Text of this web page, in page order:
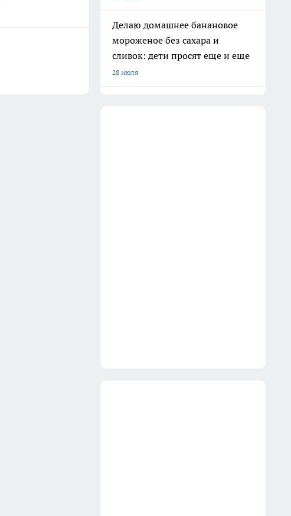
Делаю домашнее банановое
мороженое без сахара и
сливок: дети просят еще и еще
28 июля